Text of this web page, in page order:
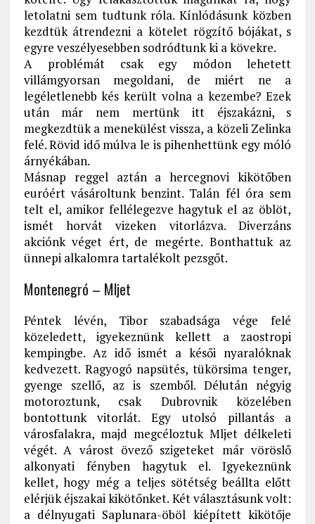
letolatni sem tudtunk róla. Kínlódásunk közben
kezdtük átrendezni a kötelet rögzítő bójákat, s
egyre veszélyesebben sodródtunk ki a kövekre.
A problémát csak egy módon lehetett
villámgyorsan megoldani, de miért ne a
legéletlenebb kés került volna a kezembe? Ezek
után már nem mertünk itt éjszakázni, s
megkezdtük a menekülést vissza, a közeli Zelinka
felé. Rövid idő múlva le is pihenhettünk egy móló
árnyékában.
Másnap reggel aztán a hercegnovi kikötőben
euróért vásároltunk benzint. Talán fél óra sem
telt el, amikor fellélegezve hagytuk el az öblöt,
ismét horvát vizeken vitorlázva. Diverzáns
akciónk véget ért, de megérte. Bonthattuk az
ünnepi alkalomra tartalékolt pezsgőt.
Montenegró – Mljet
Péntek lévén, Tibor szabadsága vége felé
közeledett, igyekeznünk kellett a zaostropi
kempingbe. Az idő ismét a késői nyaralóknak
kedvezett. Ragyogó napsütés, tükörsima tenger,
gyenge szellő, az is szemből. Délután négyig
motoroztunk, csak Dubrovnik közelében
bontottunk vitorlát. Egy utolsó pillantás a
városfalakra, majd megcéloztuk Mljet délkeleti
végét. A várost övező szigeteket már vöröslő
alkonyati fényben hagytuk el. Igyekeznünk
kellet, hogy még a teljes sötétség beállta előtt
elérjük éjszakai kikötőnket. Két választásunk volt:
a délnyugati Saplunara-öböl kiépített kikötője